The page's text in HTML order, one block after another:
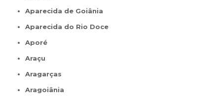
Aparecida de Goiânia
Aparecida do Rio Doce
Aporé
Araçu
Aragarças
Aragoiânia